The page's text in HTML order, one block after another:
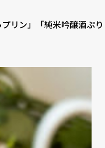
リン」「純米吟醸酒ぷり